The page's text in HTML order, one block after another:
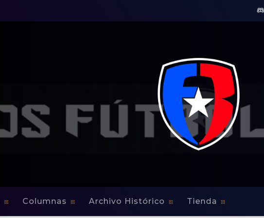
Columnas Archivo Histórico Tienda